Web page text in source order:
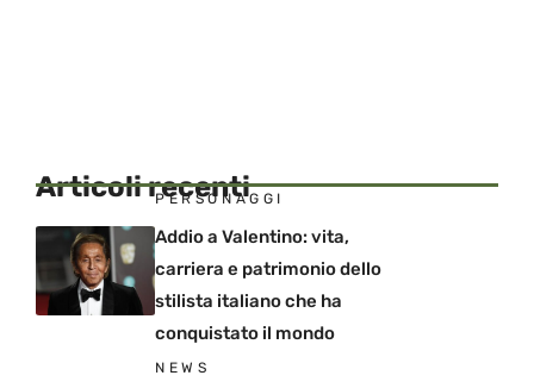
Articoli recenti
PERSONAGGI
Addio a Valentino: vita,
carriera e patrimonio dello
stilista italiano che ha
conquistato il mondo
NEWS